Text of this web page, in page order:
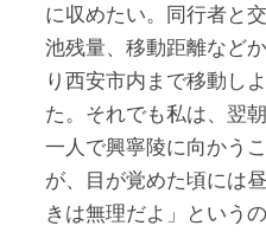
に収めたい。同行者と
池残量、移動距離など
り西安市内まで移動し
た。それでも私は、翌
一人で興寧陵に向かう
が、目が覚めた頃には
きは無理だよ」という